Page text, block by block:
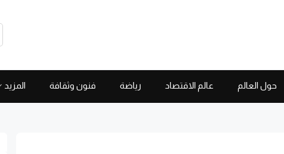
حول العالم عالم الاقتصاد رياضة فنون وثقافة المزيد